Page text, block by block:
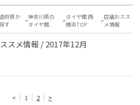
府県か
す
神奈川県の
タイヤ館
タイヤ館 西
横浜TOP
店舗おスス
メ情報
スメ情報 / 2017年12月
< 1 2 >